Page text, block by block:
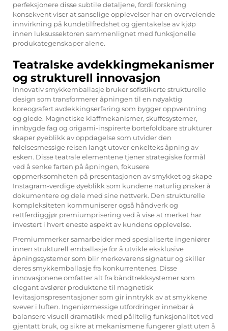
perfeksjonere disse subtile detaljene, fordi forskning
konsekvent viser at sanselige opplevelser har en overveiende
innvirkning på kundetilfredshet og gjentakelse av kjøp
innen luksussektoren sammenlignet med funksjonelle
produkategenskaper alene.
Teatralske avdekkingmekanismer
og strukturell innovasjon
Innovativ smykkemballasje bruker sofistikerte strukturelle
design som transformerer åpningen til en nøyaktig
koreografert avdekkingserfaring som bygger oppventning
og glede. Magnetiske klaffmekanismer, skuffesystemer,
innbygde fag og origami-inspirerte bortefoldbare strukturer
skaper øyeblikk av oppdagelse som utvider den
følelsesmessige reisen langt utover enkelteks åpning av
esken. Disse teatrale elementene tjener strategiske formål
ved å senke farten på åpningen, fokusere
oppmerksomheten på presentasjonen av smykket og skape
Instagram-verdige øyeblikk som kundene naturlig ønsker å
dokumentere og dele med sine nettverk. Den strukturelle
kompleksiteten kommuniserer også håndverk og
rettferdiggjør premiumprisering ved å vise at merket har
investert i hvert eneste aspekt av kundens opplevelse.
Premiummerker samarbeider med spesialiserte ingeniører
innen strukturell emballasje for å utvikle eksklusive
åpningssystemer som blir merkevarens signatur og skiller
deres smykkemballasje fra konkurrentenes. Disse
innovasjonene omfatter alt fra båndtrekksystemer som
elegant avslører produktene til magnetisk
levitasjonspresentasjoner som gir inntrykk av at smykkene
svever i luften. Ingeniørmessige utfordringer innebär å
balansere visuell dramatikk med pålitelig funksjonalitet ved
gjentatt bruk, og sikre at mekanismene fungerer glatt uten å